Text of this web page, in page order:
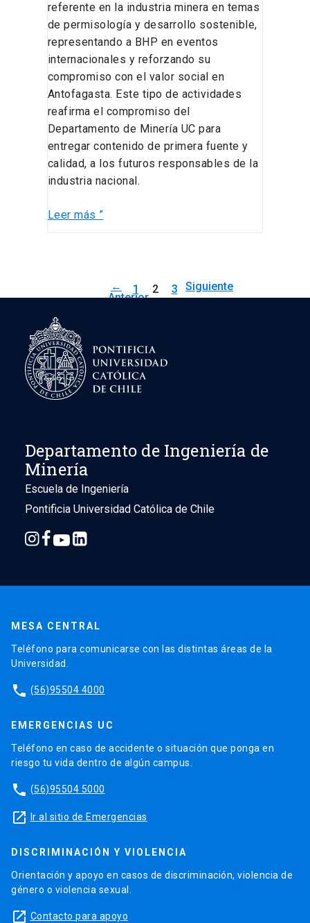
referente en la industria minera en temas
de permisología y desarrollo sostenible,
representando a BHP en eventos
internacionales y reforzando su
compromiso con el valor social en
Antofagasta. Este tipo de actividades
reafirma el compromiso del
Departamento de Minería UC para
entregar contenido de primera fuente y
calidad, a los futuros responsables de la
industria nacional.
Leer más ”
←
Anterior
1 2 3
Siguiente
→
Departamento de Ingeniería de
Minería
Escuela de Ingeniería
Pontificia Universidad Católica de Chile
MESA CENTRAL
Teléfono para comunicarse con las distintas áreas de la
Universidad.
phone (56)95504 4000
EMERGENCIAS UC
Teléfono en caso de accidente o situación que ponga en
riesgo tu vida dentro de algún campus.
phone (56)95504 5000
launch Ir al sitio de Emergencias
DISCRIMINACIÓN Y VIOLENCIA
Orientación y apoyo en casos de discriminación, violencia de
género o violencia sexual.
launch Contacto para apoyo